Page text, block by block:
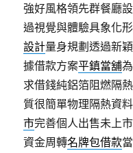
強好風格領先群餐廳
過視覺與體驗具象化
設計量身規劃透過新
據借款方案平鎮當舖
求借錢純鋁箔阻燃隔
質很簡單物理隔熱資
市完善個人出售未上
資金周轉名牌包借款